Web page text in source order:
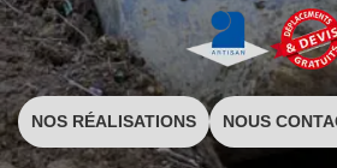
NOS RÉALISATIONS NOUS